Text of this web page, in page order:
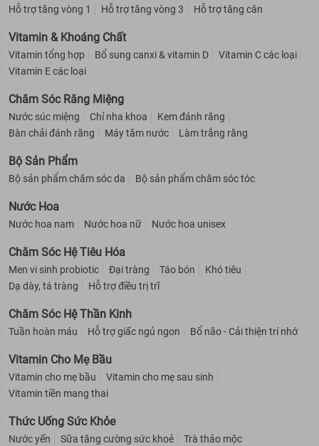
Hỗ trợ tăng vòng 1
Hỗ trợ tăng vòng 3 Hỗ trợ tăng cân
Vitamin & Khoáng Chất
Vitamin tổng hợp Bổ sung canxi & vitamin D
Vitamin C các loại
Vitamin E các loại
Chăm Sóc Răng Miệng
Nước súc miệng Chỉ nha khoa
Kem đánh răng
Bàn chải đánh răng
Máy tăm nước Làm trắng răng
Bộ Sản Phẩm
Bộ sản phẩm chăm sóc da Bộ sản phẩm chăm sóc tóc
Nước Hoa
Nước hoa nam Nước hoa nữ Nước hoa unisex
Chăm Sóc Hệ Tiêu Hóa
Men vi sinh probiotic Đại tràng Táo bón
Khó tiêu
Dạ dày, tá tràng
Hỗ trợ điều trị trĩ
Chăm Sóc Hệ Thần Kinh
Tuần hoàn máu Hỗ trợ giấc ngủ ngon Bổ não - Cải thiện trí nhớ
Vitamin Cho Mẹ Bầu
Vitamin cho mẹ bầu
Vitamin cho mẹ sau sinh
Vitamin tiền mang thai
Thức Uống Sức Khỏe
Nước yến Sữa tăng cường sức khoẻ Trà thảo mộc